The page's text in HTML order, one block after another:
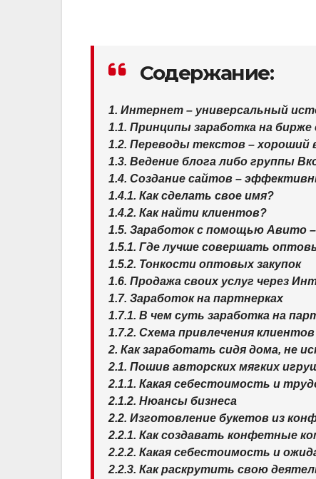
Содержание:
1. Интернет – универсальный
1.1. Принципы заработка на
1.2. Переводы текстов – хороший
1.3. Ведение блога либо группы
1.4. Создание сайтов –
1.4.1. Как сделать свое имя?
1.4.2. Как найти клиентов?
1.5. Заработок с помощью Авито
1.5.1. Где лучше совершать
1.5.2. Тонкости оптовых закупок
1.6. Продажа своих услуг через
1.7. Заработок на партнерках
1.7.1. В чем суть заработка на
1.7.2. Схема привлечения клиентов
2. Как заработать сидя дома, не
2.1. Пошив авторских мягких
2.1.1. Какая себестоимость и
2.1.2. Нюансы бизнеса
2.2. Изготовление букетов из
2.2.1. Как создавать конфетные
2.2.2. Какая себестоимость и
2.2.3. Как раскрутить свою